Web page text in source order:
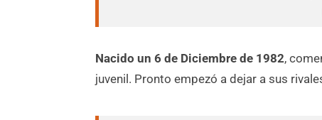
Nacido un 6 de Diciembre de 1982,
juvenil. Pronto empezó a dejar a sus